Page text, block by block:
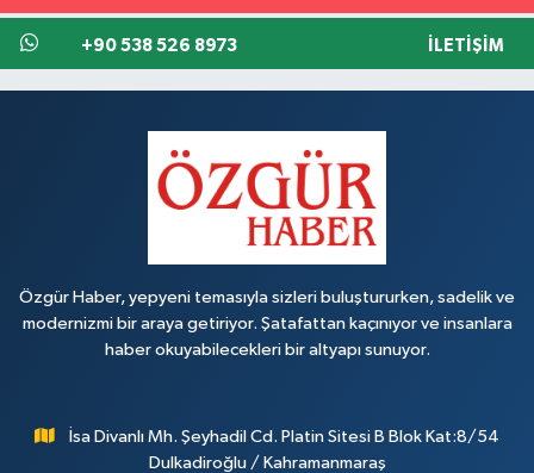
+90 538 526 8973 İLETIŞIM
Özgür Haber, yepyeni temasıyla sizleri buluştururken, sadelik ve
modernizmi bir araya getiriyor. Şatafattan kaçınıyor ve insanlara
haber okuyabilecekleri bir altyapı sunuyor.
İsa Divanlı Mh. Şeyhadil Cd. Platin Sitesi B Blok Kat:8/54
Dulkadiroğlu / Kahramanmaraş